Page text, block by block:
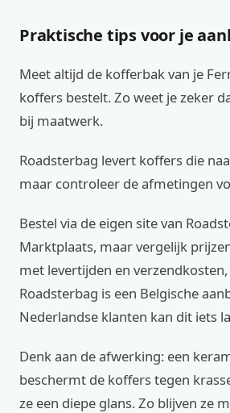
Praktische tips voor je
Meet altijd de kofferbak van je
koffers bestelt. Zo weet je zeker
bij maatwerk.
Roadsterbag levert koffers die
maar controleer de afmetingen
Bestel via de eigen site van
Marktplaats, maar vergelijk
met levertijden en
Roadsterbag is een Belgische
Nederlandse klanten kan dit iets
Denk aan de afwerking: een
beschermt de koffers tegen
ze een diepe glans. Zo blijven ze